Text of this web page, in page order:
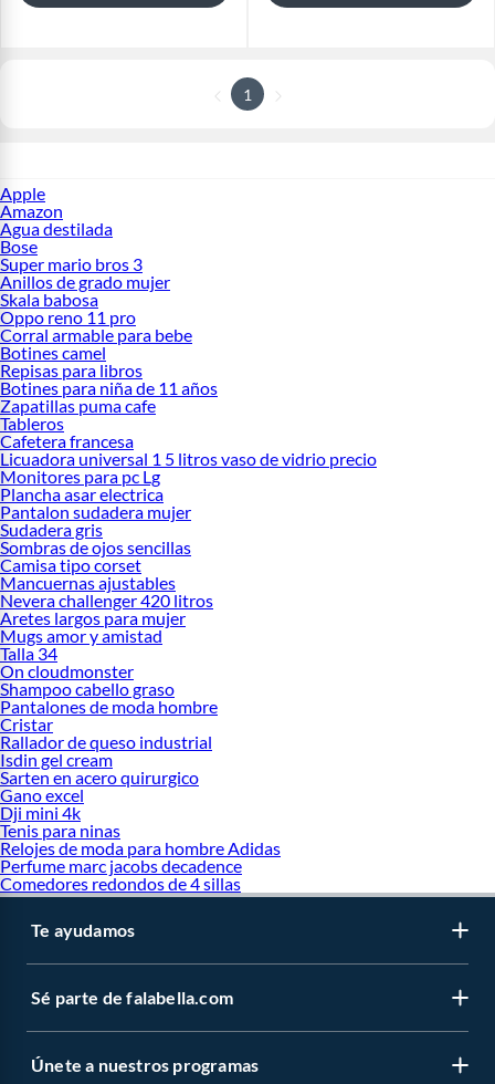
1
Apple
Amazon
Agua destilada
Bose
Super mario bros 3
Anillos de grado mujer
Skala babosa
Oppo reno 11 pro
Corral armable para bebe
Botines camel
Repisas para libros
Botines para niña de 11 años
Zapatillas puma cafe
Tableros
Cafetera francesa
Licuadora universal 1 5 litros vaso de vidrio precio
Monitores para pc Lg
Plancha asar electrica
Pantalon sudadera mujer
Sudadera gris
Sombras de ojos sencillas
Camisa tipo corset
Mancuernas ajustables
Nevera challenger 420 litros
Aretes largos para mujer
Mugs amor y amistad
Talla 34
On cloudmonster
Shampoo cabello graso
Pantalones de moda hombre
Cristar
Rallador de queso industrial
Isdin gel cream
Sarten en acero quirurgico
Gano excel
Dji mini 4k
Tenis para ninas
Relojes de moda para hombre Adidas
Perfume marc jacobs decadence
Comedores redondos de 4 sillas
Te ayudamos
Sé parte de falabella.com
Únete a nuestros programas